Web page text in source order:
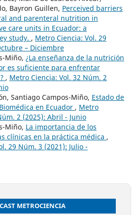
Bayron Guillen, Perceived barriers
and parenteral nutrition in
care units in Ecuador: a
study. , Metro Ciencia: Vol. 29
– Diciembre
Miño, ¿La enseñanza de la nutrición
es suficiente para enfrentar
, Metro Ciencia: Vol. 32 Núm. 2
Santiago Campos-Miño, Estado de
en Ecuador , Metro
2 (2025): Abril - Junio
Miño, La importancia de los
clínicas en la práctica médica ,
29 Núm. 3 (2021): Julio -
METROCIENCIA